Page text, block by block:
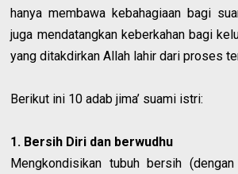
hanya membawa kebahagiaan bagi
juga mendatangkan keberkahan bagi
yang ditakdirkan Allah lahir dari proses
Berikut ini 10 adab jima’ suami istri:
1. Bersih Diri dan berwudhu
Mengkondisikan tubuh bersih